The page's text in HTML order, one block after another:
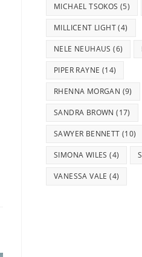
MICHAEL TSOKOS (5)
MILLICENT LIGHT(4)
NELE NEUHAUS (6)
PIPER RAYNE (14)
RHENNA MORGAN (9)
SANDRA BROWN (17)
SAWYER BENNETT (10)
SIMONA WILES (4)
VANESSA VALE (4)